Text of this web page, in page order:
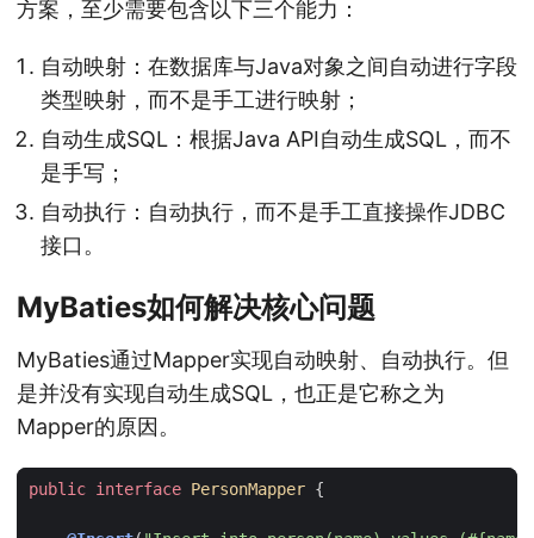
方案，至少需要包含以下三个能力：
自动映射：在数据库与Java对象之间自动进行字段
类型映射，而不是手工进行映射；
自动生成SQL：根据Java API自动生成SQL，而不
是手写；
自动执行：自动执行，而不是手工直接操作JDBC
接口。
MyBaties如何解决核心问题
MyBaties通过Mapper实现自动映射、自动执行。但
是并没有实现自动生成SQL，也正是它称之为
Mapper的原因。
public interface PersonMapper {